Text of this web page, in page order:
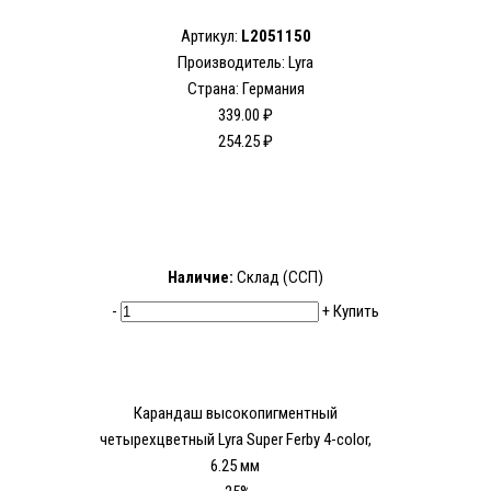
Артикул: L2051150
Производитель: Lyra
Страна: Германия
339.00 ₽
254.25 ₽
Наличие: Склад (ССП)
-
+Купить
Карандаш высокопигментный
четырехцветный Lyra Super Ferby 4-color,
6.25 мм